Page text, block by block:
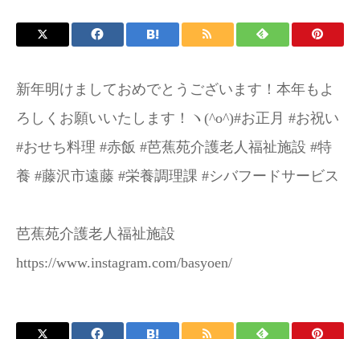
新年明けましておめでとうございます！本年もよ
ろしくお願いいたします！ヽ(^o^)#お正月 #お祝い
#おせち料理 #赤飯 #芭蕉苑介護老人福祉施設 #特
養 #藤沢市遠藤 #栄養調理課 #シバフードサービス
芭蕉苑介護老人福祉施設
https://www.instagram.com/basyoen/
施設パンフレット